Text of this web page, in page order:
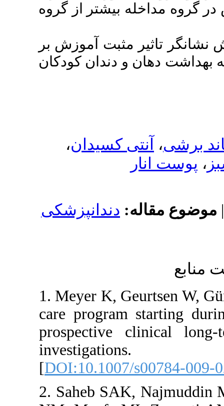
بیشتر از گروه
مثبت آموزش بر
و دندان کودکان
کسیدان
دندانپزشکی
1. Meyer K,
care program
prospective
[DOI:10.1007/
2. Saheb